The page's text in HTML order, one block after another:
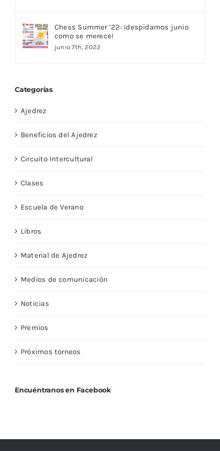
Chess Summer ’22: ¡despidamos junio
como se merece!
junio 7th, 2022
Categorías
Ajedrez
Beneficios del Ajedrez
Circuito Intercultural
Clases
Escuela de Verano
Libros
Material de Ajedrez
Medios de comunicación
Noticias
Premios
Próximos torneos
Encuéntranos en Facebook